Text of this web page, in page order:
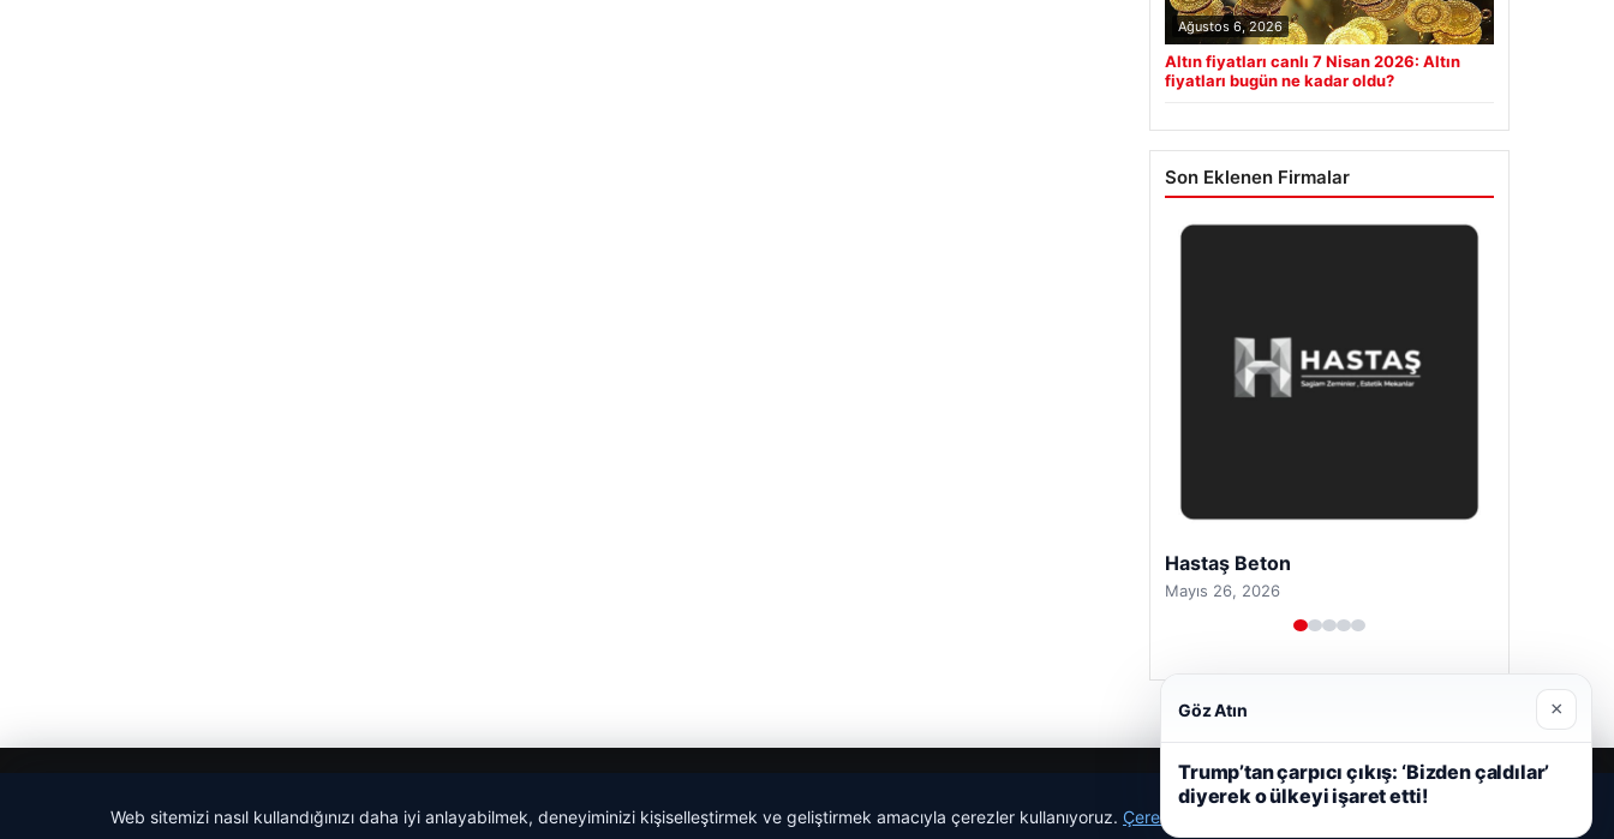
Ağustos 6, 2026
Altın fiyatları canlı 7 Nisan 2026: Altın
fiyatları bugün ne kadar oldu?
Son Eklenen Firmalar
Hastaş Beton
Mayıs 26, 2026
Web sitemizi nasıl kullandığınızı daha iyi anlayabilmek, deneyiminizi kişiselleştirmek ve geliştirmek amacıyla çerezler kullanıyoruz. Çerez Politikamız
Göz Atın ×
Trump’tan çarpıcı çıkış: ‘Bizden çaldılar’
diyerek o ülkeyi işaret etti!